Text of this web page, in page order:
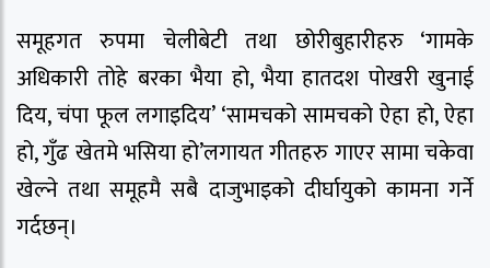
समूहगत रुपमा चेलीबेटी तथा छोरीबुहारीहरु ‘गामके
अधिकारी तोहे बरका भैया हो, भैया हातदश पोखरी खुनाई
दिय, चंपा फूल लगाइदिय’ ‘सामचको सामचको ऐहा हो, ऐहा
हो, गुँढ खेतमे भसिया हो’लगायत गीतहरु गाएर सामा चकेवा
खेल्ने तथा समूहमै सबै दाजुभाइको दीर्घायुको कामना गर्ने
गर्दछन्।